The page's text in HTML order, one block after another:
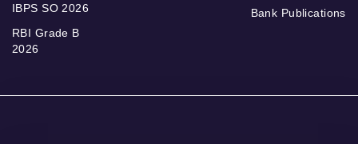
IBPS SO 2026
RBI Grade B
2026
Bank Publications